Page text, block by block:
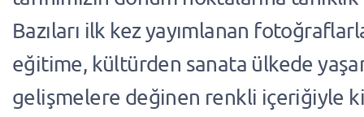
Bazıları ilk kez yayımlanan
eğitime, kültürden sanata ülkede
gelişmelere değinen renkli içeriğiyle